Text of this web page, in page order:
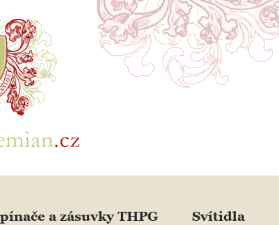
a zásuvky THPG Svítidla